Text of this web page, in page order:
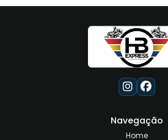
Navegação
Home